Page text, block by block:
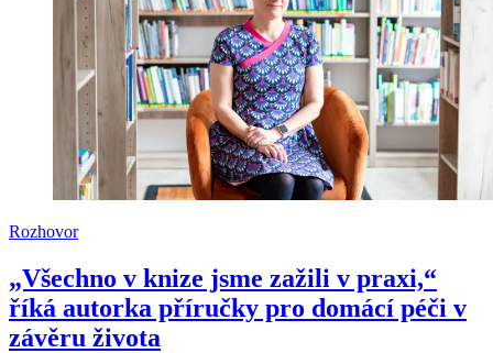
Rozhovor
„Všechno v knize jsme zažili v praxi,“
říká autorka příručky pro domácí péči v
závěru života